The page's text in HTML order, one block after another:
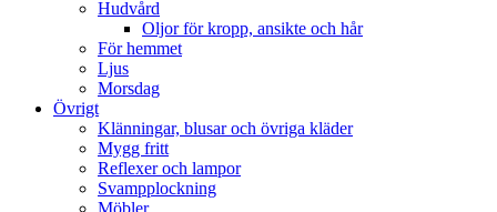
Hudvård
Oljor för kropp, ansikte och hår
För hemmet
Ljus
Morsdag
Övrigt
Klänningar, blusar och övriga kläder
Mygg fritt
Reflexer och lampor
Svampplockning
Möbler